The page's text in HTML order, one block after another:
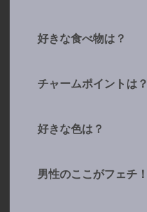
好きな食べ物は？
チャームポイントは？
好きな色は？
男性のここがフェチ！